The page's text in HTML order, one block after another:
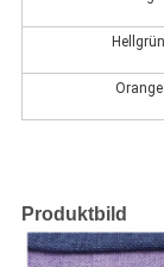
Hellgrün
Orange
Produktbild